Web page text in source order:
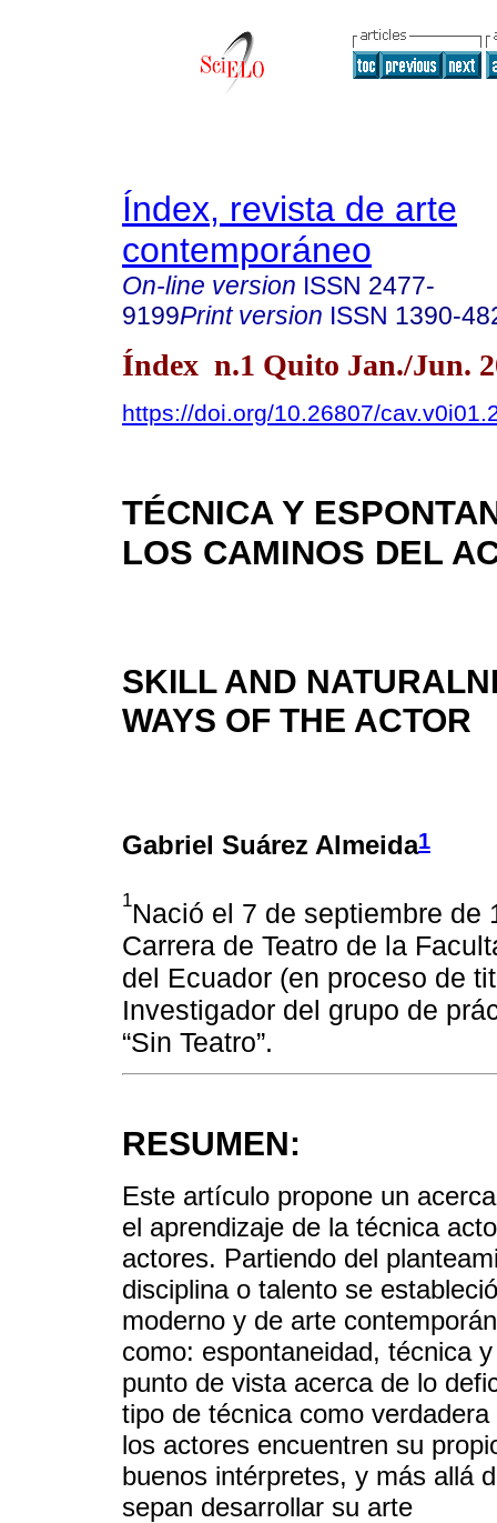
Índex, revista de arte
contemporáneo
On-line version ISSN 2477-
9199Print version ISSN 1390-
Índex n.1 Quito Jan./Jun.
https://doi.org/10.26807/
TÉCNICA Y
LOS CAMINOS DEL
SKILL AND
WAYS OF THE ACTOR
Gabriel Suárez Almeida1
1Nació el 7 de septiembre de
Carrera de Teatro de la
del Ecuador (en proceso de
Investigador del grupo de
“Sin Teatro”.
RESUMEN:
Este artículo propone un
el aprendizaje de la técnica
actores. Partiendo del
disciplina o talento se
moderno y de arte
como: espontaneidad, técnica
punto de vista acerca de lo
tipo de técnica como
los actores encuentren su
buenos intérpretes, y más allá
sepan desarrollar su arte